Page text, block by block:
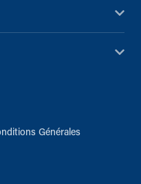
Générales